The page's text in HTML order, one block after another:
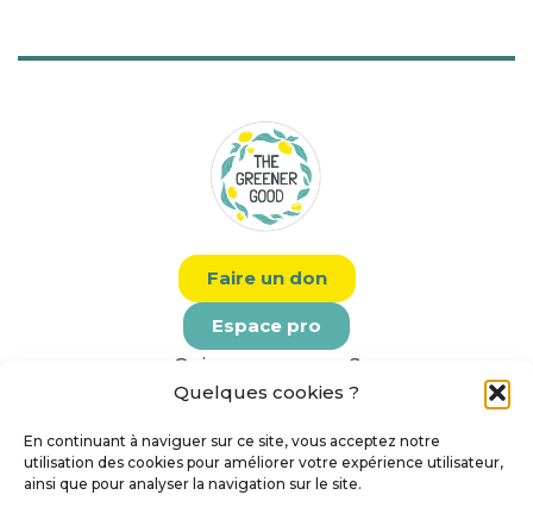
Quelques cookies ?
En continuant à naviguer sur ce site, vous acceptez notre
utilisation des cookies pour améliorer votre expérience utilisateur,
ainsi que pour analyser la navigation sur le site.
Faire un don
Espace pro
Qui sommes-nous ?
Calendrier
Espace presse